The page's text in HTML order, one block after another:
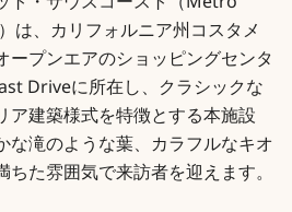
、カリフォルニア州コスタメ
プンエアのショッピングセンタ
Driveに所在し、クラシックな
ア建築様式を特徴とする本施設
な滝のような葉、カラフルなキオ
た雰囲気で来訪者を迎えます。